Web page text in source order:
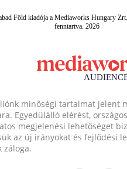
Föld kiadója a Mediaworks Hungary
fenntartva. 2026
minőségi tartalmat jelent
Egyedülálló elérést,
megjelenési lehetőséget
az új irányokat és fejlődési
záloga.